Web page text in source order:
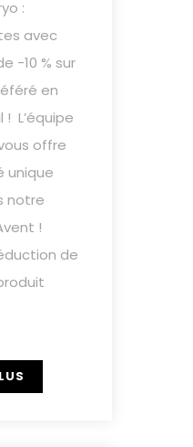
:
avec
-10 % sur
en
! L’équipe
offre
unique
notre
!
de